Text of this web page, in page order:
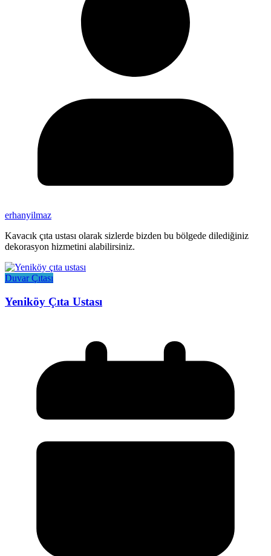
erhanyilmaz
Kavacık çıta ustası olarak sizlerde bizden bu bölgede dilediğiniz
dekorasyon hizmetini alabilirsiniz.
Duvar Çıtası
Yeniköy Çıta Ustası